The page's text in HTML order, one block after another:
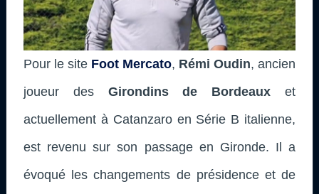
Pour le site Foot Mercato, Rémi Oudin, ancien
joueur des Girondins de Bordeaux et
actuellement à Catanzaro en Série B italienne,
est revenu sur son passage en Gironde. Il a
évoqué les changements de présidence et de